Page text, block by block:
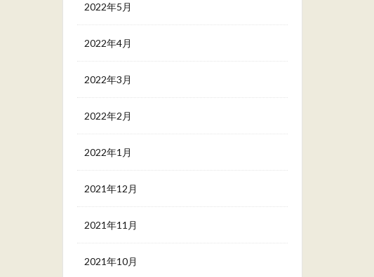
2022年5月
2022年4月
2022年3月
2022年2月
2022年1月
2021年12月
2021年11月
2021年10月